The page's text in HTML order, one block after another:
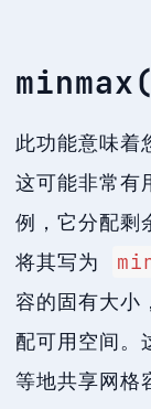
此功能意味着
这可能非常有
例，它分配剩
将其写为
容的固有大小
配可用空间。
等地共享网格